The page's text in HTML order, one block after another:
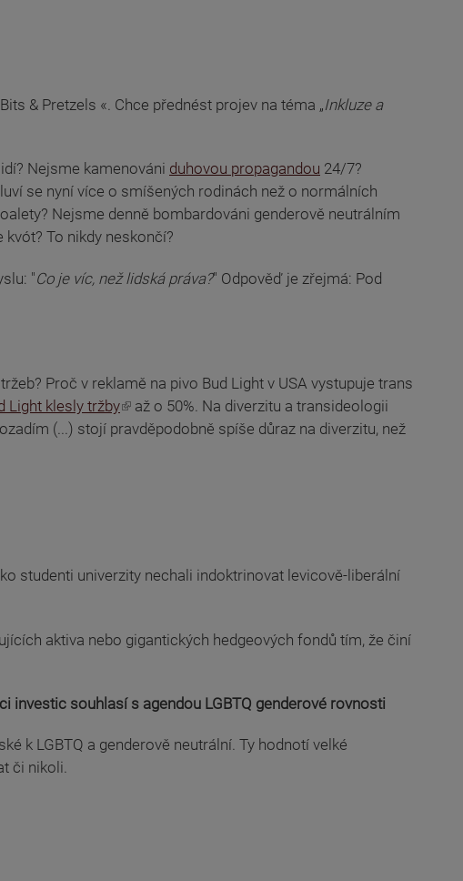
& Pretzels «. Chce přednést projev na téma „Inkluze a
Nejsme kamenováni duhovou propagandou 24/7?
se nyní více o smíšených rodinách než o normálních
Nejsme denně bombardováni genderově neutrálním
kvót? To nikdy neskončí?
"Co je víc, než lidská práva?" Odpověď je zřejmá: Pod
Proč v reklamě na pivo Bud Light v USA vystupuje trans
Light klesly tržby
až o 50%. Na diverzitu a transideologii
(...) stojí pravděpodobně spíše důraz na diverzitu, než
studenti univerzity nechali indoktrinovat levicově-liberální
aktiva nebo gigantických hedgeových fondů tím, že činí
investic souhlasí s agendou LGBTQ genderové rovnosti
k LGBTQ a genderově neutrální. Ty hodnotí velké
či nikoli.